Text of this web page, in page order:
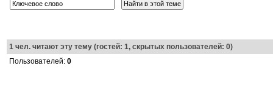
1чел. читают эту тему (гостей: 1, скрытых пользователей: 0)
Пользователей: 0